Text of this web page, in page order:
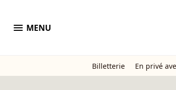
menu MENU
Billetterie En privé